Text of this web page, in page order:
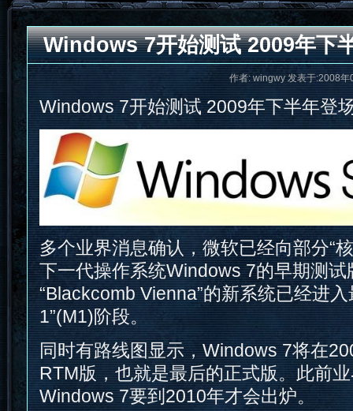
Windows 7开始测试 2009年下
作者: wingwy 发表于:2008
Windows 7开始测试 2009年下半年登
多个业界消息确认，微软已经向部分“
下一代操作系统Windows 7的早期测
“Blackcomb Vienna”的新系统已经进
1”(M1)阶段。
同时有路线图显示，Windows 7将在
RTM版，也就是最后的正式版。此前
Windows 7要到2010年才会出炉。